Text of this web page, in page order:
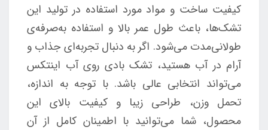
کیفیت ساخت و مواد مورد استفاده در تولید این
تشک‌ها، باعث طول عمر بالا و استفاده به‌صرفه‌ی
طولانی‌مدت می‌شود. اگر به دنبال تجربه‌ای جذاب و
آرام در آب هستید، تشک بادی روی آب اینتکس
می‌تواند انتخابی عالی باشد. با توجه به اندازه،
تحمل وزن، طراحی زیبا و کیفیت بالای این
محصول، شما می‌توانید با اطمینان کامل از آن